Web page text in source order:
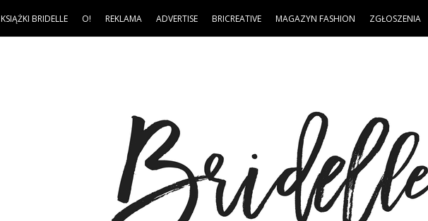
KSIĄŻKI BRIDELLE O! REKLAMA ADVERTISE BRICREATIVE MAGAZYN FASHION ZGŁOSZENIA